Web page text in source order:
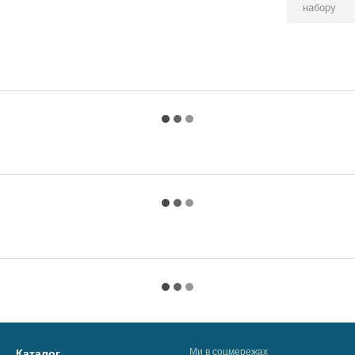
набору
Ми в соцмережах